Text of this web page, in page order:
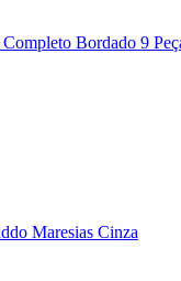
Bordado 9
Maresias Cinza